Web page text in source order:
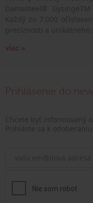
viac »
Prihlásenie do